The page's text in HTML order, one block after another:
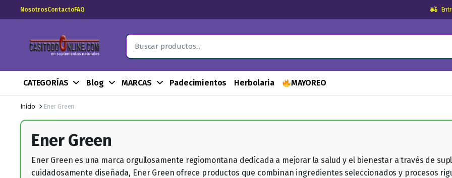
NosotrosContactoFAQ
CATEGORÍAS Blog MARCAS Padecimientos Herbolaria MAYOREO
Inicio Ener Green
Ener Green
Ener Green es una marca orgullosamente regiomontana dedicada a mejorar la salud y el bienestar a través de
cuidadosamente diseñada, Ener Green ofrece productos que combinan ingredientes seleccionados y procesos